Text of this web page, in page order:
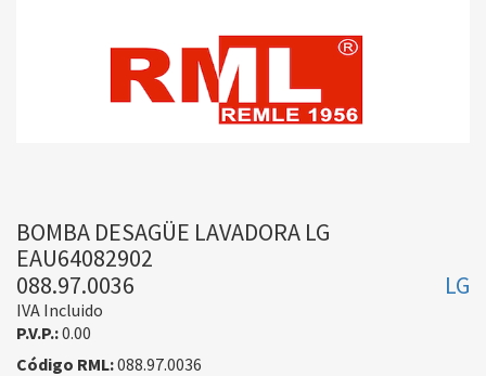
BOMBA DESAGÜE LAVADORA LG
EAU64082902
088.97.0036
LG
IVA Incluido
P.V.P.:0.00
Código RML:088.97.0036